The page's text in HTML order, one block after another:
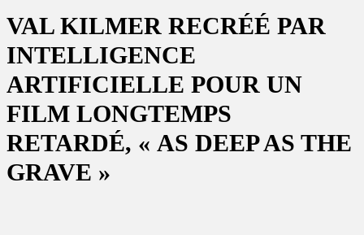
VAL KILMER RECRÉÉ PAR
INTELLIGENCE
ARTIFICIELLE POUR UN
FILM LONGTEMPS
RETARDÉ, « AS DEEP AS THE
GRAVE »